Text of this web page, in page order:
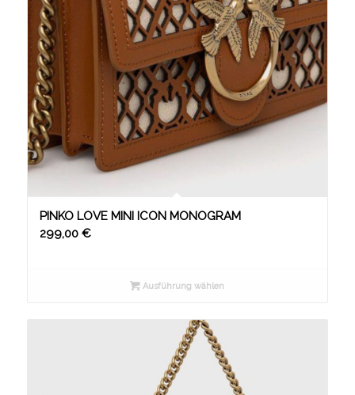
PINKO LOVE MINI ICON MONOGRAM
299,00 €
Ausführung wählen